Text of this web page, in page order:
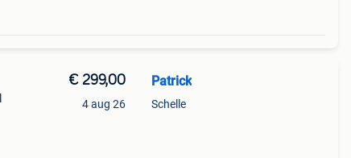
€ 299,00
4 aug 26
Patrick
Schelle